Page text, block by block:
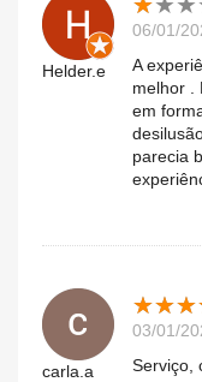
Helder.e
06/01/
A
melhor .
em
parecia
carla.a
★★★
★★★
03/01/
Serviço,